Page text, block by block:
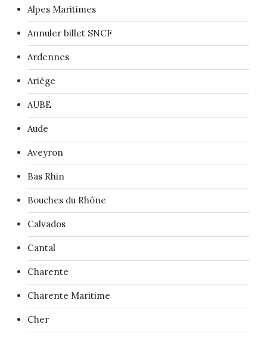
Alpes Maritimes
Annuler billet SNCF
Ardennes
Ariège
AUBE
Aude
Aveyron
Bas Rhin
Bouches du Rhône
Calvados
Cantal
Charente
Charente Maritime
Cher